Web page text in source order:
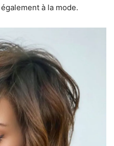
à la mode.